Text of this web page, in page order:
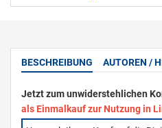
BESCHREIBUNG AUTOREN /
Jetzt zum unwiderstehlichen
als Einmalkauf zur Nutzung in